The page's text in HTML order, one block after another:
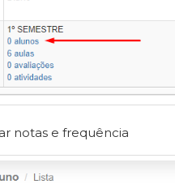
notas e frequência